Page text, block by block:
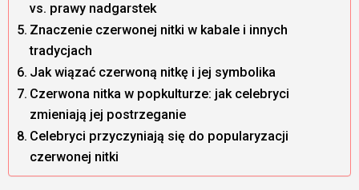
vs. prawy nadgarstek
Znaczenie czerwonej nitki w kabale i innych
tradycjach
Jak wiązać czerwoną nitkę i jej symbolika
Czerwona nitka w popkulturze: jak celebryci
zmieniają jej postrzeganie
Celebryci przyczyniają się do popularyzacji
czerwonej nitki